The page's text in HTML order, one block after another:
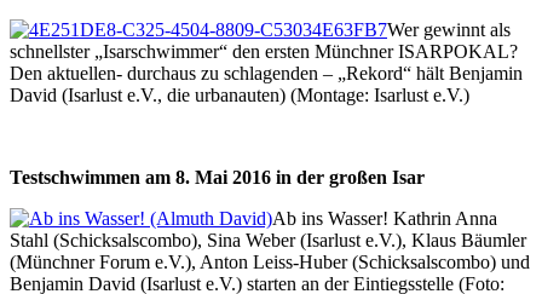
Wer gewinnt als
schnellster „Isarschwimmer“ den ersten Münchner ISARPOKAL?
Den aktuellen- durchaus zu schlagenden – „Rekord“ hält Benjamin
David (Isarlust e.V., die urbanauten) (Montage: Isarlust e.V.)
Testschwimmen am 8. Mai 2016 in der großen Isar
Ab ins Wasser! Kathrin Anna
Stahl (Schicksalscombo), Sina Weber (Isarlust e.V.), Klaus Bäumler
(Münchner Forum e.V.), Anton Leiss-Huber (Schicksalscombo) und
Benjamin David (Isarlust e.V.) starten an der Eintiegsstelle (Foto: